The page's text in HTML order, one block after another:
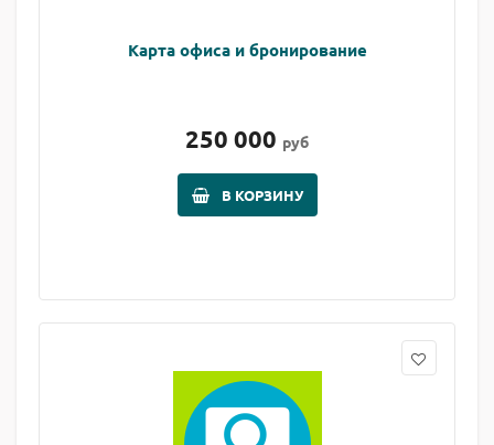
Карта офиса и бронирование
250 000 руб
В КОРЗИНУ